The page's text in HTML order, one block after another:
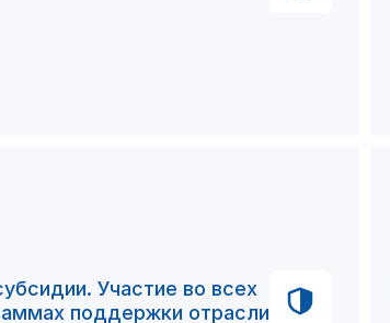
Участие во всех
поддержки отрасли